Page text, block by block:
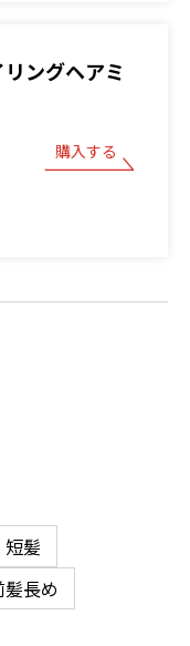
ングヘアミ
購入する
短髪
長め